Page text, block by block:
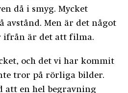
då i smyg. Mycket
avstånd. Men är det något
ifrån är det att filma.
och det vi har kommit
tror på rörliga bilder.
att en hel begravning